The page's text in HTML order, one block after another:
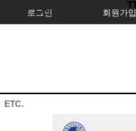
로그인 회원가입
ETC.